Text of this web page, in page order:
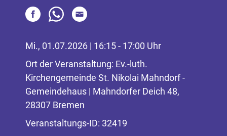
Mi., 01.07.2026 | 16:15 - 17:00 Uhr
Ort der Veranstaltung: Ev.-luth.
Kirchengemeinde St. Nikolai Mahndorf -
Gemeindehaus | Mahndorfer Deich 48,
28307 Bremen
Veranstaltungs-ID: 32419